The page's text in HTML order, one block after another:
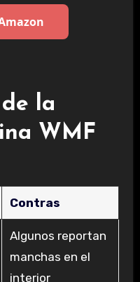
la
WMF
Contras
Algunos reportan
manchas en el
interior